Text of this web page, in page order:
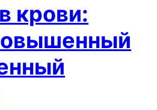
крови: